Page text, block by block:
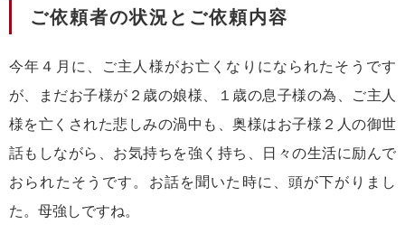
ご依頼者の状況とご依頼内容
今年４月に、ご主人様がお亡くなりになられたそうです
が、まだお子様が２歳の娘様、１歳の息子様の為、ご主人
様を亡くされた悲しみの渦中も、奥様はお子様２人の御世
話もしながら、お気持ちを強く持ち、日々の生活に励んで
おられたそうです。お話を聞いた時に、頭が下がりまし
た。母強しですね。